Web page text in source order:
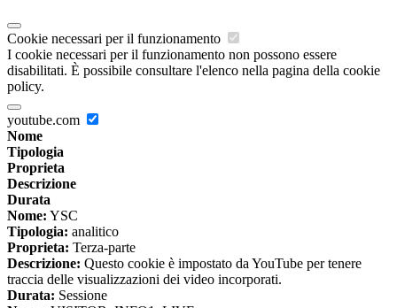
Cookie necessari per il funzionamento
I cookie necessari per il funzionamento non possono essere
disabilitati. È possibile consultare l'elenco nella pagina della cookie
policy.
youtube.com
Nome
Tipologia
Proprieta
Descrizione
Durata
Nome: YSC
Tipologia: analitico
Proprieta: Terza-parte
Descrizione: Questo cookie è impostato da YouTube per tenere
traccia delle visualizzazioni dei video incorporati.
Durata: Sessione